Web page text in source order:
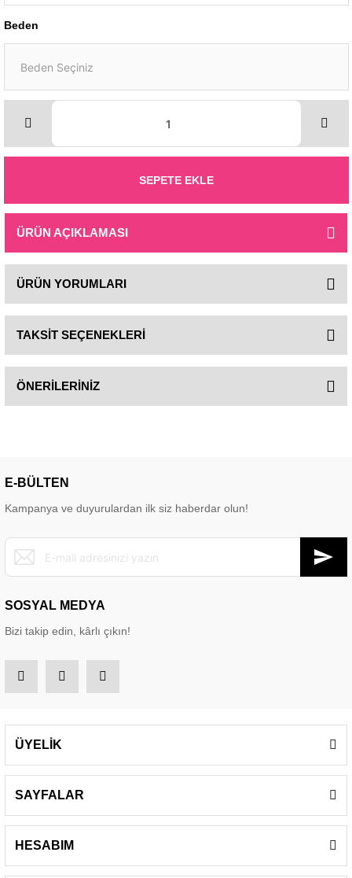
Beden
SEPETE EKLE
ÜRÜN AÇIKLAMASI
ÜRÜN YORUMLARI
TAKSİT SEÇENEKLERİ
ÖNERİLERİNİZ
E-BÜLTEN
Kampanya ve duyurulardan ilk siz haberdar olun!
SOSYAL MEDYA
Bizi takip edin, kârlı çıkın!
ÜYELİK
SAYFALAR
HESABIM